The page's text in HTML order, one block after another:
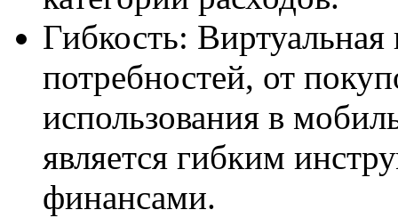
Гибкость:
потребностей, от
использования в
является гибким
финансами.